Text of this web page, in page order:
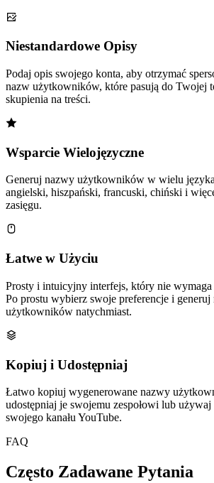
Niestandardowe Opisy
Podaj opis swojego konta, aby otrzymać
nazw użytkowników, które pasują do Twojej
skupienia na treści.
Wsparcie Wielojęzyczne
Generuj nazwy użytkowników w wielu
angielski, hiszpański, francuski, chiński i
zasięgu.
Łatwe w Użyciu
Prosty i intuicyjny interfejs, który nie
Po prostu wybierz swoje preferencje i generuj
użytkowników natychmiast.
Kopiuj i Udostępniaj
Łatwo kopiuj wygenerowane nazwy
udostępniaj je swojemu zespołowi lub używaj
swojego kanału YouTube.
FAQ
Często Zadawane Pytania